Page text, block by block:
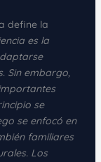
define la
es la
Sin embargo,
se
se enfocó en
familiares
Los